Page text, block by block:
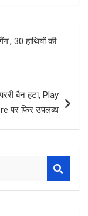
ar
30 हाथियों की
बैन हटा, Play
पर फिर उपलब्ध